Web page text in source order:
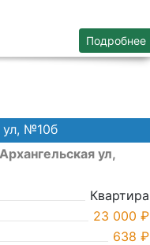
Подробнее
ул, №10б
ул,
Квартира
23 000 ₽
638 ₽